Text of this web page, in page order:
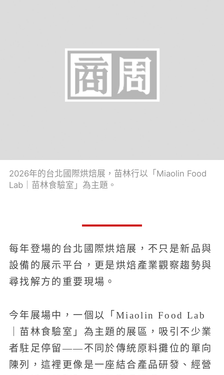
2026年的台北國際烘焙展，苗林行以「Miaolin Food
Lab｜苗林食驗室」為主題。
每年登場的台北國際烘焙展，不只是新品與
設備的展示平台，更是烘焙產業觀察趨勢與
尋找解方的重要現場。
今年展場中，一個以「Miaolin Food Lab
｜苗林食驗室」為主題的展區，吸引不少業
者駐足停留——不同於傳統原料攤位的單向
陳列，這裡更像是一座結合產品研發、經營